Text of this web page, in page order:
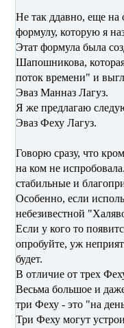
Не так ддавно, еще на
формулу, которую я
Этат формула была
Шапошникова,
поток времени" и
Эваз Манназ Лагуз.
Я же предлагаю
Эваз Феху Лагуз.
Говорю сразу, что
на ком не
стабильные и
Особенно, если
небезивестной
Если у кого то
опробуйте, уж
будет.
В отличие от трех
Весьма большое и
три Феху - это "на
Три Феху могут